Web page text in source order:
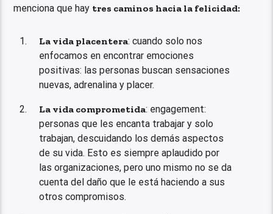
menciona que hay tres caminos hacia la felicidad:
La vida placentera: cuando solo nos
enfocamos en encontrar emociones
positivas: las personas buscan sensaciones
nuevas, adrenalina y placer.
La vida comprometida: engagement:
personas que les encanta trabajar y solo
trabajan, descuidando los demás aspectos
de su vida. Esto es siempre aplaudido por
las organizaciones, pero uno mismo no se da
cuenta del daño que le está haciendo a sus
otros compromisos.